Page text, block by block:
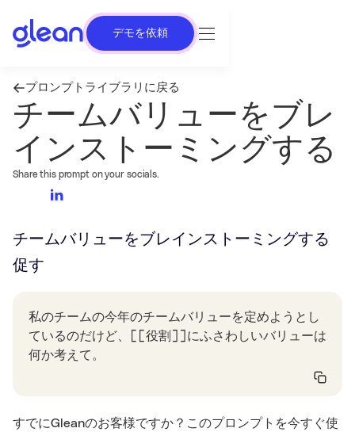
デモを依頼
プロンプトライブラリに戻る
チームバリューをブレ
インストーミングする
Share this prompt on your socials.
チームバリューをブレインストーミングする
促す
私のチームの今年のチームバリューを定めようとし
ているのだけど、[[役割]]にふさわしいバリューは
何か考えて。
すでにGleanのお客様ですか？このプロンプトを今すぐ使